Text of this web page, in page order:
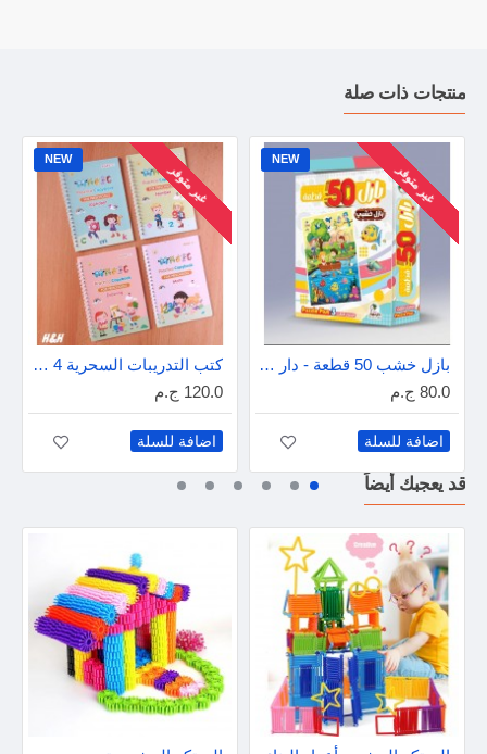
منتجات ذات صلة
NEW
غير متوفر
بازل خشب 50 قطعة - دار عمار
80.0 ج.م
اضافة للسلة
NEW
غير متوفر
كتب التدريبات السحرية 4 كتب - إنجليزى
120.0 ج.م
اضافة للسلة
قد يعجبك أيضاً